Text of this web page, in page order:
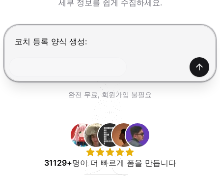
세부 정보를 쉽게 수집하세요.
Enter를 눌러 제출, Shift+Enter로 줄바꿈 추가
생성
완전 무료, 회원가입 불필요
31129+명이 더 빠르게 폼을 만듭니다